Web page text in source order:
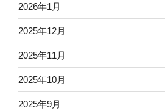
2026年1月
2025年12月
2025年11月
2025年10月
2025年9月